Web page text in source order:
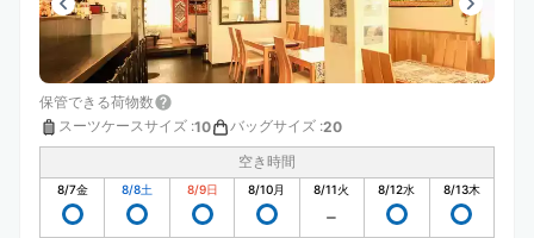
保管できる荷物数
スーツケースサイズ :10 バッグサイズ :20
空き時間
8/7金 8/8土 8/9日 8/10月 8/11火 8/12水 8/13木